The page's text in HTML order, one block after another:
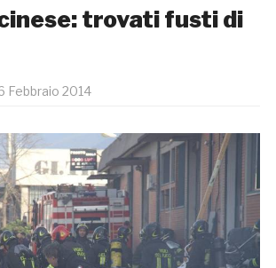
trovati fusti di
Febbraio 2014